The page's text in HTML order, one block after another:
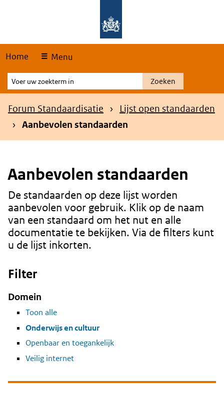
Home Menu
Voer
uw
zoekterm
Zoeken
Kruimelpad
Forum Standaardisatie
Lijst open standaarden
Aanbevolen standaarden
Aanbevolen standaarden
Content
De standaarden op deze lijst worden
aanbevolen voor gebruik. Klik op de naam
van een standaard om het nut en alle
documentatie te bekijken. Via de filters kunt
u de lijst inkorten.
Filter
Domein
Toon alle
Onderwijs en cultuur
Openbaar en toegankelijk
Veilig internet